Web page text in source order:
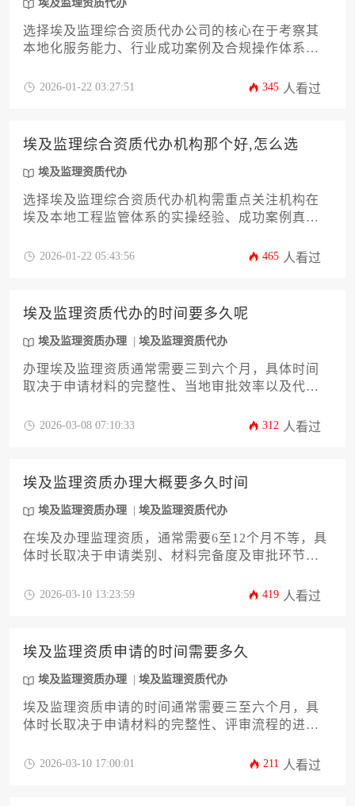
埃及监理资质代办
选择埃及监理综合资质代办公司的核心在于考察其
本地化服务能力、行业成功案例及合规操作体系，
阿双语团队，通过对比公司历史业绩、收费标准、
2026-01-22 03:27:51 345 人看过
埃及监理综合资质代办机构那个好,怎么选
埃及监理资质代办
选择埃及监理综合资质代办机构需重点关注机构在
埃及本地工程监管体系的实操经验、成功案例真实
往项目、核对埃及投资部备案资质、评估跨文化沟
2026-01-22 05:43:56 465 人看过
埃及监理资质代办的时间要多久呢
埃及监理资质办理 埃及监理资质代办
办理埃及监理资质通常需要三到六个月，具体时间
取决于申请材料的完整性、当地审批效率以及代办
办方能有效缩短周期，避免不必要的延误。
2026-03-08 07:10:33 312 人看过
埃及监理资质办理大概要多久时间
埃及监理资质办理 埃及监理资质代办
在埃及办理监理资质，通常需要6至12个月不等，具
体时长取决于申请类别、材料完备度及审批环节效
示等阶段，企业需提前规划并熟悉当地法规，必要
2026-03-10 13:23:59 419 人看过
埃及监理资质申请的时间需要多久
埃及监理资质办理 埃及监理资质代办
埃及监理资质申请的时间通常需要三至六个月，具
体时长取决于申请材料的完整性、评审流程的进度
理业务的企业而言，提前了解并规划好整个申请周
2026-03-10 17:00:01 211 人看过